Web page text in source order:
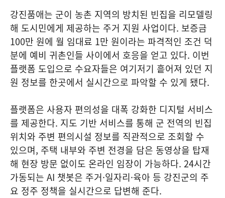
강진품애는 군이 농촌 지역의 방치된 빈집을 리모델링
해 도시민에게 제공하는 주거 지원 사업이다. 보증금
100만 원에 월 임대료 1만 원이라는 파격적인 조건 덕
분에 예비 귀촌인들 사이에서 호응을 얻고 있다. 이번
플랫폼 도입으로 수요자들은 여기저기 흩어져 있던 지
원 정보를 한곳에서 실시간으로 파악할 수 있게 됐다.
플랫폼은 사용자 편의성을 대폭 강화한 디지털 서비스
를 제공한다. 지도 기반 서비스를 통해 군 전역의 빈집
위치와 주변 편의시설 정보를 직관적으로 조회할 수
있으며, 주택 내부와 주변 전경을 담은 동영상을 탑재
해 현장 방문 없이도 온라인 임장이 가능하다. 24시간
가동되는 AI 챗봇은 주거·일자리·육아 등 강진군의 주
요 정주 정책을 실시간으로 답변해 준다.